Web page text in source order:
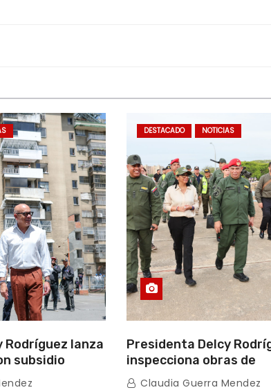
Rodríguez lanza
subsidio
con Juntas
DESTACADO NOTICIAS
Presidenta Delcy
inspecciona obras de
restauración en Escuela
Claudia Guerra Mendez